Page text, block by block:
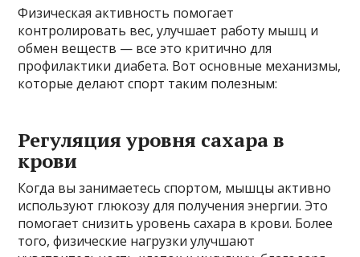
Физическая активность помогает
контролировать вес, улучшает работу мышц и
обмен веществ — все это критично для
профилактики диабета. Вот основные механизмы,
которые делают спорт таким полезным:
Регуляция уровня сахара в
крови
Когда вы занимаетесь спортом, мышцы активно
используют глюкозу для получения энергии. Это
помогает снизить уровень сахара в крови. Более
того, физические нагрузки улучшают